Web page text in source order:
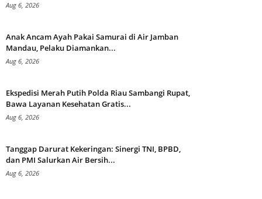
Aug 6, 2026
Anak Ancam Ayah Pakai Samurai di Air Jamban
Mandau, Pelaku Diamankan...
Aug 6, 2026
Ekspedisi Merah Putih Polda Riau Sambangi Rupat,
Bawa Layanan Kesehatan Gratis...
Aug 6, 2026
Tanggap Darurat Kekeringan: Sinergi TNI, BPBD,
dan PMI Salurkan Air Bersih...
Aug 6, 2026